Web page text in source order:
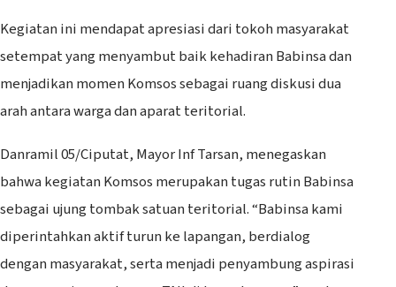
Kegiatan ini mendapat apresiasi dari tokoh masyarakat
setempat yang menyambut baik kehadiran Babinsa dan
menjadikan momen Komsos sebagai ruang diskusi dua
arah antara warga dan aparat teritorial.
Danramil 05/Ciputat, Mayor Inf Tarsan, menegaskan
bahwa kegiatan Komsos merupakan tugas rutin Babinsa
sebagai ujung tombak satuan teritorial. “Babinsa kami
diperintahkan aktif turun ke lapangan, berdialog
dengan masyarakat, serta menjadi penyambung aspirasi